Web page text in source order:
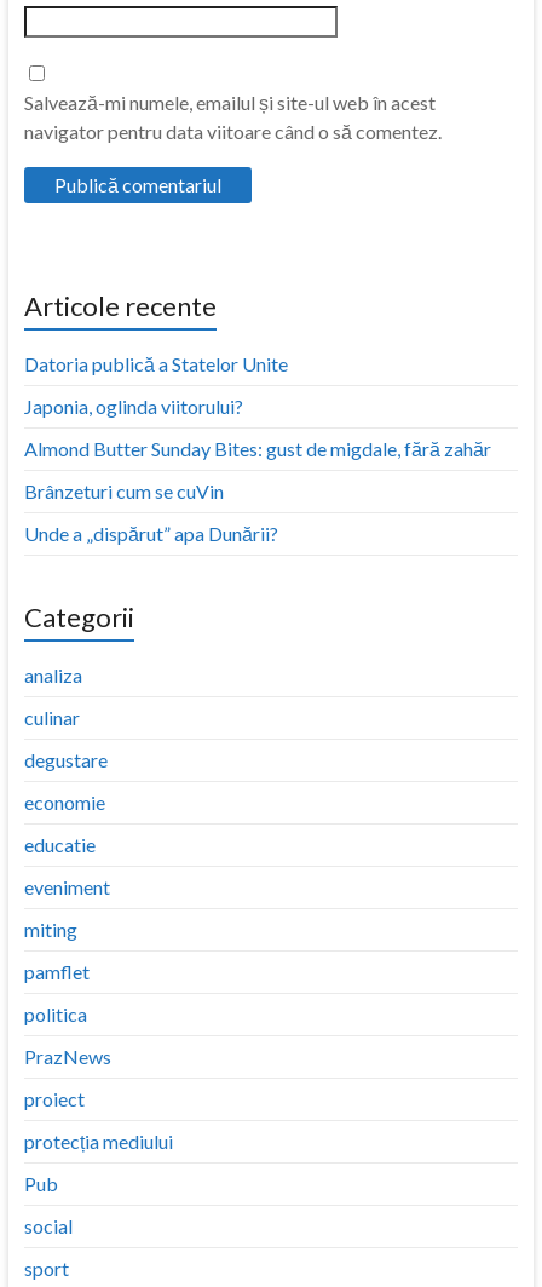
Salvează-mi numele, emailul și site-ul web în acest
navigator pentru data viitoare când o să comentez.
Articole recente
Datoria publică a Statelor Unite
Japonia, oglinda viitorului?
Almond Butter Sunday Bites: gust de migdale, fără zahăr
Brânzeturi cum se cuVin
Unde a „dispărut” apa Dunării?
Categorii
analiza
culinar
degustare
economie
educatie
eveniment
miting
pamflet
politica
PrazNews
proiect
protecția mediului
Pub
social
sport